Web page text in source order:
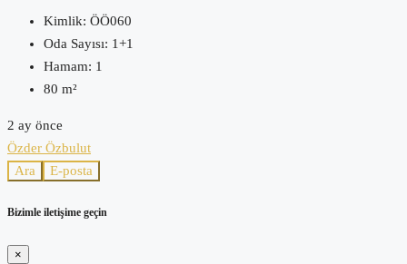
Kimlik: ÖÖ060
Oda Sayısı: 1+1
Hamam: 1
80 m²
2 ay önce
Özder Özbulut
Ara
E-posta
Bizimle iletişime geçin
×